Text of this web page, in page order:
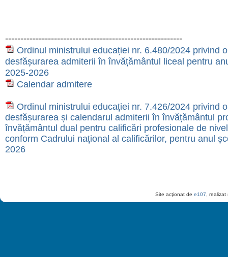
----------------------------------------------------------
Ordinul ministrului educației nr. 6.480/2024 privind
desfășurarea admiterii în învățământul liceal pentru
2025-2026
Calendar admitere
Ordinul ministrului educației nr. 7.426/2024 privind
desfășurarea și calendarul admiterii în învățământul
învățământul dual pentru calificări profesionale de
conform Cadrului național al calificărilor, pentru anul
2026
Site acţionat dee107 ,